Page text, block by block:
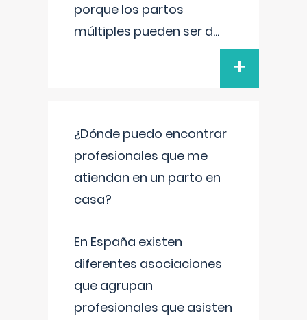
porque los partos
múltiples pueden ser d...
+
¿Dónde puedo encontrar
profesionales que me
atiendan en un parto en
casa?
En España existen
diferentes asociaciones
que agrupan
profesionales que asisten